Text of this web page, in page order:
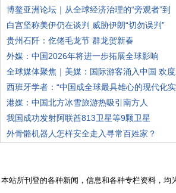
博鳌亚洲论坛｜从全球经济治理的“旁观者”到
白宫坚称美伊仍在谈判 威胁伊朗“切勿误判”
贵州石阡：仡佬毛龙节 群龙贺新春
外媒：中国2026年将进一步拓展全球影响
全球媒体聚焦｜美媒：国际游客涌入中国 欢
西班牙学者：“中国成全球最具雄心的现代化实
港媒：中国北方冰雪旅游热吸引南方人
我国成功发射阿联酋813卫星等9颗卫星
外骨骼机器人怎样安全走入寻常百姓家？
本站所刊登的各种新闻，信息和各种专栏资料，